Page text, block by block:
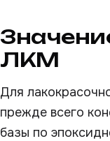
ЛКМ
Для
прежде всего
базы по